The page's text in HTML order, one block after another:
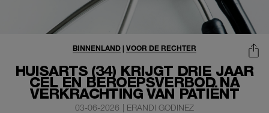
HUISARTS (34) KRIJGT DRIE JAAR
CEL EN BEROEPSVERBOD NA
VERKRACHTING VAN PATIËNT
BINNENLAND | VOOR DE RECHTER
03-06-2026 | ERANDI GODINEZ